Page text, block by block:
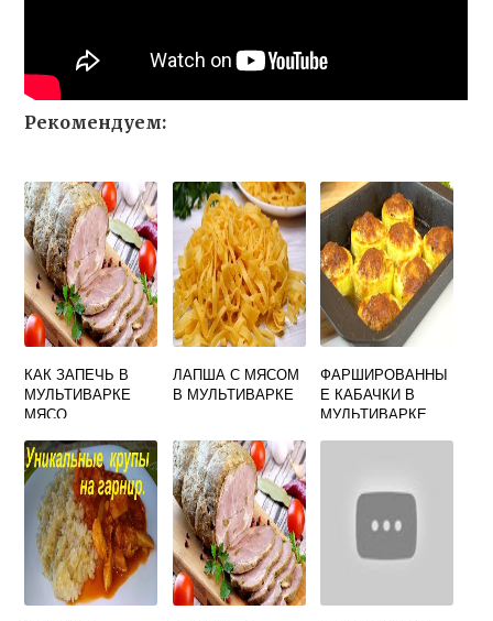
Рекомендуем:
КАК ЗАПЕЧЬ В
МУЛЬТИВАРКЕ
МЯСО
ЛАПША С МЯСОМ
В МУЛЬТИВАРКЕ
ФАРШИРОВАННЫ
Е КАБАЧКИ В
МУЛЬТИВАРКЕ